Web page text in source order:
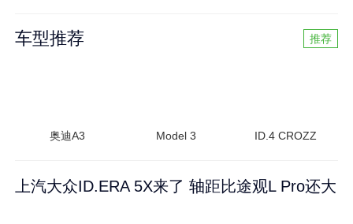
车型推荐 推荐
奥迪A3 Model 3 ID.4 CROZZ
上汽大众ID.ERA 5X来了 轴距比途观L Pro还大